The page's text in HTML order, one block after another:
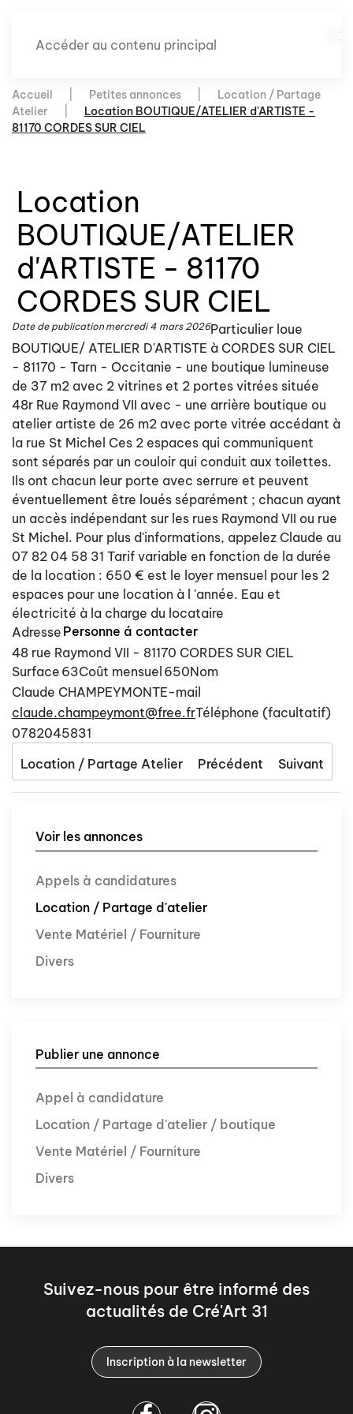
Accéder au contenu principal
Accueil Petites annonces
Location / Partage
Atelier
Location BOUTIQUE/ATELIER d'ARTISTE -
81170 CORDES SUR CIEL
Location
BOUTIQUE/ATELIER
d'ARTISTE - 81170
CORDES SUR CIEL
Date de publication mercredi 4 mars 2026Particulier loue
BOUTIQUE/ ATELIER D'ARTISTE à CORDES SUR CIEL
- 81170 - Tarn - Occitanie - une boutique lumineuse
de 37 m2 avec 2 vitrines et 2 portes vitrées située
48r Rue Raymond VII avec - une arrière boutique ou
atelier artiste de 26 m2 avec porte vitrée accédant à
la rue St Michel Ces 2 espaces qui communiquent
sont séparés par un couloir qui conduit aux toilettes.
Ils ont chacun leur porte avec serrure et peuvent
éventuellement être loués séparément ; chacun ayant
un accès indépendant sur les rues Raymond VII ou rue
St Michel. Pour plus d'informations, appelez Claude au
07 82 04 58 31 Tarif variable en fonction de la durée
de la location : 650 € est le loyer mensuel pour les 2
espaces pour une location à l 'année. Eau et
électricité à la charge du locataire
Adresse
48 rue Raymond VII - 81170 CORDES SUR CIEL
Surface 63Coût mensuel 650
Personne á contacter
Nom
Claude CHAMPEYMONTE-mail
claude.champeymont@free.frTéléphone (facultatif)
0782045831
Location / Partage Atelier
Précédent Suivant
Voir les annonces
Appels à candidatures
Location / Partage d'atelier
Vente Matériel / Fourniture
Divers
Publier une annonce
Appel à candidature
Location / Partage d'atelier / boutique
Vente Matériel / Fourniture
Divers
Suivez-nous pour être informé des
actualités de Cré'Art 31
Inscription à la newsletter